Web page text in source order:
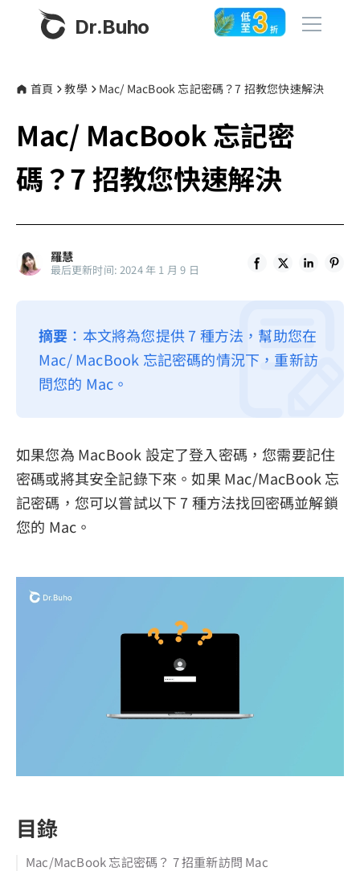
Dr.Buho
產品
BuhoCleaner
BuhoUnlocker
BuhoRepair
BuhoNTFS
商店
關於我們
聯絡我們
隱私權政策
首頁 教學 Mac/ MacBook 忘記密碼？7 招教您快速解決
Mac/ MacBook 忘記密
碼？7 招教您快速解決
羅慧
最后更新时间: 2024 年 1 月 9 日
摘要 ：本文將為您提供 7 種方法，幫助您在
Mac/ MacBook 忘記密碼的情況下，重新訪
問您的 Mac。
如果您為 MacBook 設定了登入密碼，您需要記住
密碼或將其安全記錄下來。如果 Mac/MacBook 忘
記密碼，您可以嘗試以下 7 種方法找回密碼並解鎖
您的 Mac。
目錄
Mac/MacBook 忘記密碼？ 7 招重新訪問 Mac